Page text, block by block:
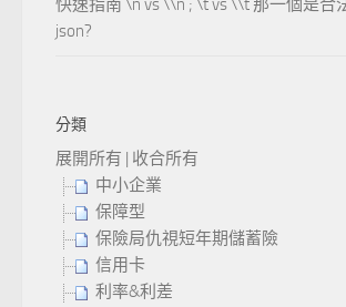
快速指南 \n vs \\n ; \t vs \\t 那一個是合
json?
分類
展開所有 | 收合所有
中小企業
保障型
保險局仇視短年期儲蓄險
信用卡
利率&利差